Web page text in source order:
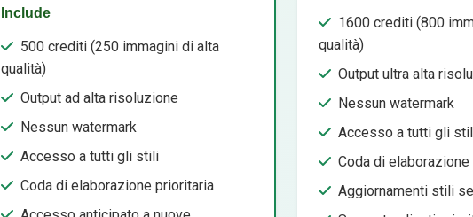
Include
500 crediti (250 immagini di alta
qualità)
Output ad alta risoluzione
Nessun watermark
Accesso a tutti gli stili
Coda di elaborazione prioritaria
1600 crediti (800
qualità)
Output ultra alta
Nessun watermark
Accesso a tutti gli
Coda di
Aggiornamenti stili